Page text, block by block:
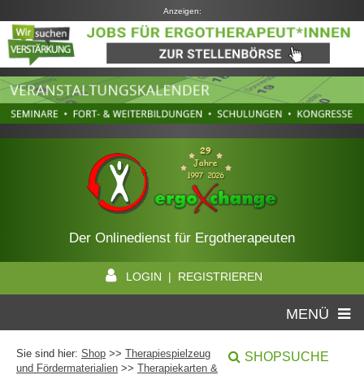
Anzeigen:
Der Onlinedienst für Ergotherapeuten
LOGIN | REGISTRIEREN
MENÜ
Sie sind hier: Shop >> Therapiespielzeug
und Fördermaterialien >> Therapiekarten &
SHOPSUCHE